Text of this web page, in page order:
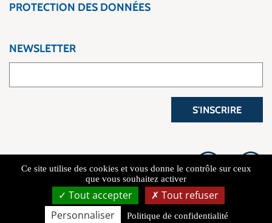
PROTECTION DES DONNÉES
NEWSLETTER
S'INSCRIRE
Copyright 2026 L'Atelier du Voyage
Connexion
Ce site utilise des cookies et vous donne le contrôle sur ceux
que vous souhaitez activer
Tout accepter
Tout refuser
Personnaliser
Politique de confidentialité